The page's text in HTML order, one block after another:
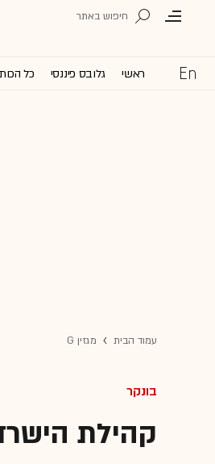
ראשי גלובס פיננסי כל
עמוד הבית מגזין G
בונקר
קהילת